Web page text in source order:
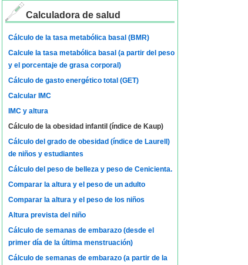
Calculadora de salud
Cálculo de la tasa metabólica basal (BMR)
Calcule la tasa metabólica basal (a partir del peso
y el porcentaje de grasa corporal)
Cálculo de gasto energético total (GET)
Calcular IMC
IMC y altura
Cálculo de la obesidad infantil (índice de Kaup)
Cálculo del grado de obesidad (índice de Laurell)
de niños y estudiantes
Cálculo del peso de belleza y peso de Cenicienta.
Comparar la altura y el peso de un adulto
Comparar la altura y el peso de los niños
Altura prevista del niño
Cálculo de semanas de embarazo (desde el
primer día de la última menstruación)
Cálculo de semanas de embarazo (a partir de la